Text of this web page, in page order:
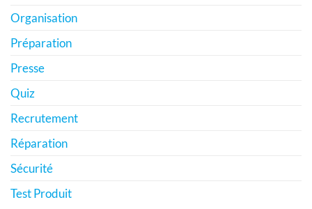
Organisation
Préparation
Presse
Quiz
Recrutement
Réparation
Sécurité
Test Produit